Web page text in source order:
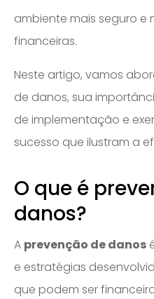
ambiente mais seguro e
financeiras.
Neste artigo, vamos
de danos, sua
de implementação e
sucesso que ilustram a
O que é
danos?
A prevenção de danos
e estratégias
que podem ser